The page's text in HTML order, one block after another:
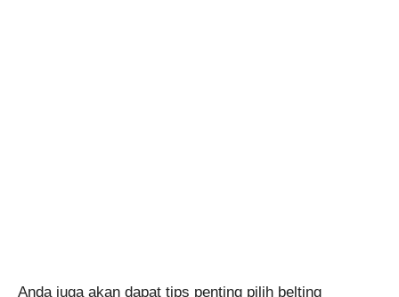
Anda juga akan dapat tips penting pilih belting